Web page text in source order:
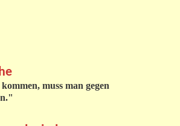
muss man gegen